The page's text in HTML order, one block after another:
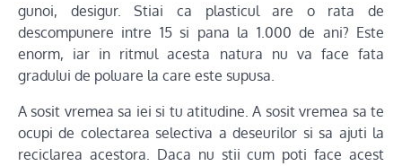
gunoi, desigur. Stiai ca plasticul are o rata de
descompunere intre 15 si pana la 1.000 de ani? Este
enorm, iar in ritmul acesta natura nu va face fata
gradului de poluare la care este supusa.
A sosit vremea sa iei si tu atitudine. A sosit vremea sa te
ocupi de colectarea selectiva a deseurilor si sa ajuti la
reciclarea acestora. Daca nu stii cum poti face acest